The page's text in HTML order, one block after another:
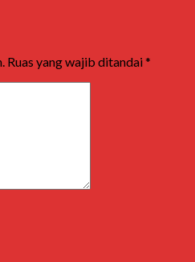
Ruas yang wajib ditandai*